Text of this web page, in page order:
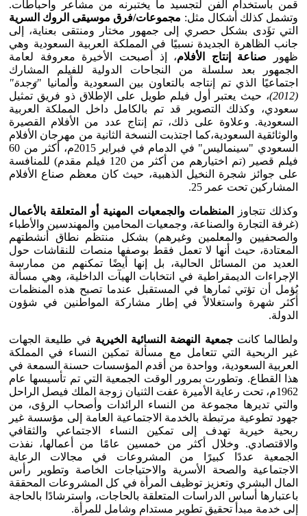
قمن باستخدام الفن لتجسيد ما يختبرنه من مشاعر واحباطات.
وتشمل كذلك أشكال مثل: مجموعات/فرق موسيقى الروك السرية
التي تؤَدى بشكل حصري إلى جمهور مختار ومنتقى بعناية، إلى
جانب الظاهرة الجديدة نسبيًا في المملكة العربية السعودية وهي
ظهور صناعة إنتاج الأفلام، إذ أصبحت الأخيرة معروفة لعامة
الجمهور بعد سلسلة من النجاحات الدولية للفيلم المشارك
اجتماعيًا الذي تم إنتاجه بالتعاون بين السعودية وألمانيا "وَجدة"
(2012)
، حيث يعتبر أول فيلم طويل على الإطلاق ذو فريق تمثيل
سعودي، وكذلك التصوير قد تم بالكامل داخل المملكة العربية
السعودية. وعلاوة على ذلك، تم إنتاج عدد من الأفلام القصيرة
والوثائقية السعودية،كما اجتذبت النسخة الثانية من مهرجان الأفلام
السعودي "سينماليس" في الدمام في فبراير 2015م، أكثر من 60
فيلم قصير (تم اختيارهم من أكثر من 120 فيلم مقدم) للمنافسة
على جوائز شجرة النخيل الذهبية، حيث كان معظم صناع الأفلام
المشاركين تحت عمر 25.
وكذلك تتجاوز
المنظمات والجمعيات المهنية أو المتعلقة بالأعمال
(غرفة التجارة والصناعة، وجمعيات المحامين والمهندسين والأطباء
والصحفيين والمعلمين وغيرهم) بشكل منتظم نطاق أنشطتهم
المعتادة، حيث أنها لا تعمل فقط بوصفها منصات للنقاشات حول
العديد من المسائل الحالية، بل إنها أيضًا تمكنهم من ممارسة
الإجراءات الديمقراطية في انتخابات الهيآت الداخلية، وهي مسألة
يُؤمل أن تؤتي ثمارها في المستقبل عندما تصبح هذه المنظمات
أكثر شهرة واستغلالاً في إطار مشاركة المواطنين في شؤون
الدولة.
ولطالما كانتجمعية النهضة النسائية الخيرية في طليعة الجهات
غير الربحية التي تتعامل مع مسألة تمكين النساء في المملكة
العربية السعودية، وواحدة من أقدم المؤسسات حسنة السمعة في
هذا القطاع. وتطورت بمرور الوقت الجمعية التي تم تأسيسها عام
1962م، تحت رعاية الأميرة عفت الثنيان زوجة الملك فيصل الراحل
والتي تديرها مجموعة من النساء الرائدات وأصحاب الرؤى، من
جهود تطوعية مرتبطة بالخدمة الاجتماعية العامة إلى مؤسسة غير
ربحية خيرية تهدف إلى تمكين النساء الاجتماعي والثقافي
والاقتصادي. وخلال أكثر من خمسين عامًا من أعمالها، نفذت
الجمعية عددًا كبيرًا من المشروعات في مجالات الرعاية
الاجتماعية والصحة الأسرية والاحتياجات الخاصة وتطوير رأس
المال البشري وتعزيز توظيف المرأة في كل المشروعات المحققة
باعتبارها أساس الدراسات المتعلقة بالحاجات، واسترشادًا بالحاجة
إلى خدمة مبدأ تحقيق تطوير مستدام وشامل للمرأة.